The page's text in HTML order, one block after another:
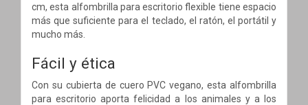
cm, esta alfombrilla para escritorio flexible tiene espacio
más que suficiente para el teclado, el ratón, el portátil y
mucho más.
Fácil y ética
Con su cubierta de cuero PVC vegano, esta alfombrilla
para escritorio aporta felicidad a los animales y a los